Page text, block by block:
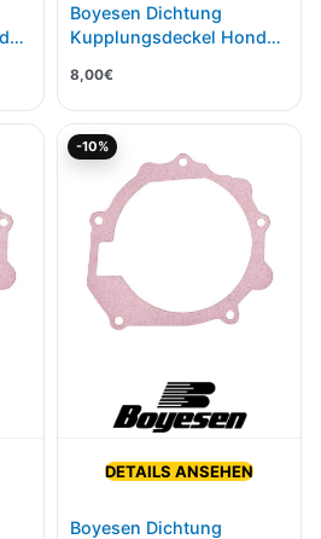
Boyesen Dichtung
Kupplungsdeckel Honda
8,00€
-10%
DETAILS ANSEHEN
Boyesen Dichtung
Preis
war:
8,00€
Preis
ist:
7,20€.